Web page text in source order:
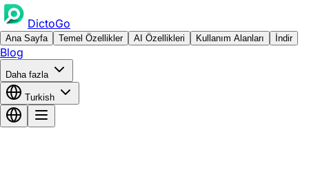
DictoGo
Ana Sayfa Temel Özellikler AI Özellikleri Kullanım Alanları İndir
Blog
Daha fazla
Turkish